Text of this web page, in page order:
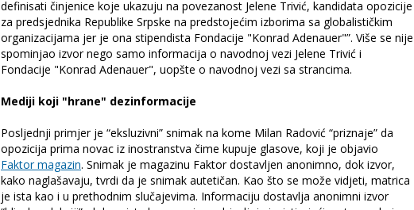
definisati činjenice koje ukazuju na povezanost Јelene Trivić, kandidata opozicije
za predsjednika Republike Srpske na predstojećim izborima sa globalističkim
organizacijama jer je ona stipendista Fondacije "Konrad Adenauer"”. Više se nije
spominjao izvor nego samo informacija o navodnoj vezi Jelene Trivić i
Fondacije "Konrad Adenauer", uopšte o navodnoj vezi sa strancima.
Mediji koji "hrane" dezinformacije
Posljednji primjer je “eksluzivni” snimak na kome Milan Radović “priznaje” da
opozicija prima novac iz inostranstva čime kupuje glasove, koji je objavio
Faktor magazin. Snimak je magazinu Faktor dostavljen anonimno, dok izvor,
kako naglašavaju, tvrdi da je snimak autetičan. Kao što se može vidjeti, matrica
je ista kao i u prethodnim slučajevima. Informaciju dostavlja anonimni izvor